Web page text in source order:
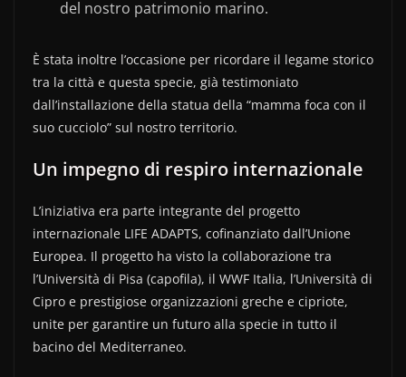
del nostro patrimonio marino.
È stata inoltre l’occasione per ricordare il legame storico
tra la città e questa specie, già testimoniato
dall’installazione della statua della “mamma foca con il
suo cucciolo” sul nostro territorio.
Un impegno di respiro internazionale
L’iniziativa era parte integrante del progetto
internazionale LIFE ADAPTS, cofinanziato dall’Unione
Europea. Il progetto ha visto la collaborazione tra
l’Università di Pisa (capofila), il WWF Italia, l’Università di
Cipro e prestigiose organizzazioni greche e cipriote,
unite per garantire un futuro alla specie in tutto il
bacino del Mediterraneo.